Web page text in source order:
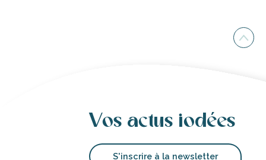
Vos actus iodées
S'inscrire à la newsletter